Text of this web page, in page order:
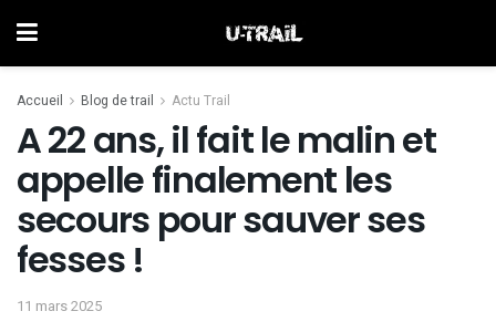
Accueil Blog de trail Actu Trail
A 22 ans, il fait le malin et
appelle finalement les
secours pour sauver ses
fesses !
11 mars 2025